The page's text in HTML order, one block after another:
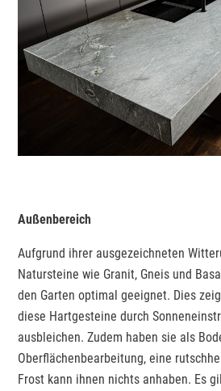
Außenbereich
Aufgrund ihrer ausgezeichneten
Natursteine wie Granit, Gneis und
den Garten optimal geeignet. Dies
diese Hartgesteine durch
ausbleichen. Zudem haben sie als
Oberflächenbearbeitung, eine
Frost kann ihnen nichts anhaben. Es